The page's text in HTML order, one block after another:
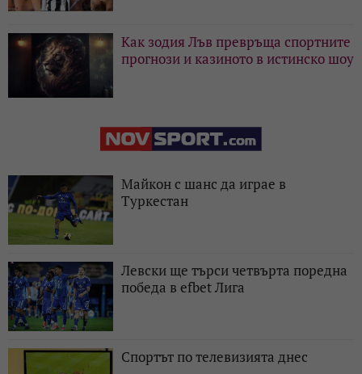
Как зодия Лъв превръща спортните
прогнози и казиното в истинско шоу
Майкон с шанс да играе в
Туркестан
Левски ще търси четвърта поредна
победа в efbet Лига
Спортът по телевизията днес